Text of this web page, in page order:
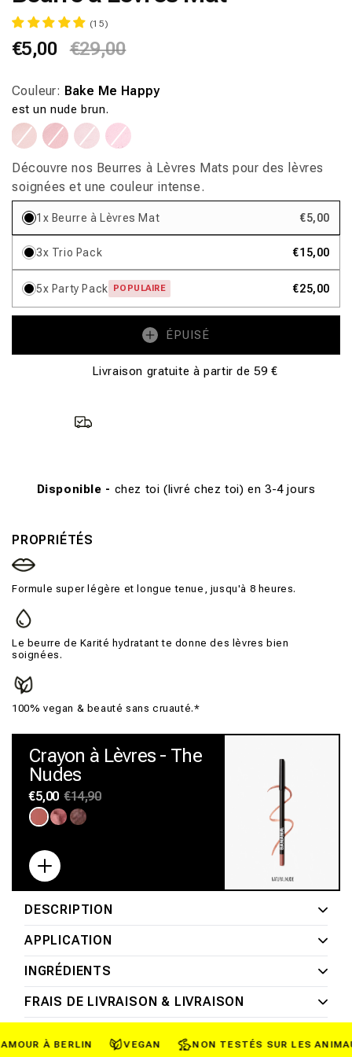
modale
(15)
Prix
€5,00 Prix
€29,00
Couleur: Bake Me Happy
est un nude brun.
Variante
épuisée
ou
indisponible
Variante
épuisée
ou
indisponible
Variante
épuisée
ou
indisponible
Variante
épuisée
ou
indisponible
Variante
épuisée
ou
indisponible
Variante
épuisée
ou
indisponible
Variante
épuisée
ou
indisponible
Variante
épuisée
ou
indisponible
Découvre nos Beurres à Lèvres Mats pour des lèvres
soignées et une couleur intense.
1x Beurre à Lèvres Mat €5,00
3x Trio Pack €15,00
5x Party Pack POPULAIRE €25,00
ÉPUISÉ
Livraison gratuite à partir de 59 €
Disponible - chez toi (livré chez toi) en 3-4 jours
PROPRIÉTÉS
Formule super légère et longue tenue, jusqu'à 8 heures.
Le beurre de Karité hydratant te donne des lèvres bien
soignées.
100% vegan & beauté sans cruauté.*
Crayon à Lèvres - The
Nudes
Prix
habituel
€5,00 Prix
promotionnel
€14,90
Variante
ou
indisponible
Variante
ou
indisponible
Variante
DESCRIPTION
APPLICATION
INGRÉDIENTS
FRAIS DE LIVRAISON & LIVRAISON
À BERLIN VEGAN NON TESTÉS SUR LES